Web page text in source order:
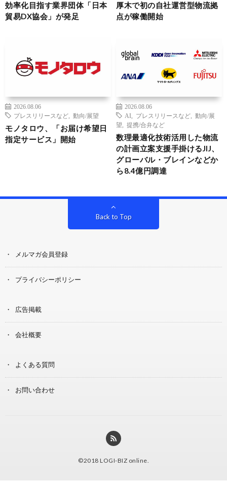
効率化目指す業界団体「日本
貿易DX協会」が発足
厚木で初の自社運営型物流拠
点が稼働開始
2026.08.06
プレスリリースなど
動向/展望
モノタロウ、「お届け希望日
指定サービス」開始
2026.08.06
AI
プレスリリースなど
動向/展
望
提携/合弁など
数理最適化技術活用した物流
の計画立案支援手掛けるJIJ、
グローバル・ブレインなどか
ら8.4億円調達
Back to Top
メルマガ会員登録
プライバシーポリシー
広告掲載
会社概要
よくある質問
お問い合わせ
©2018 LOGI-BIZ online